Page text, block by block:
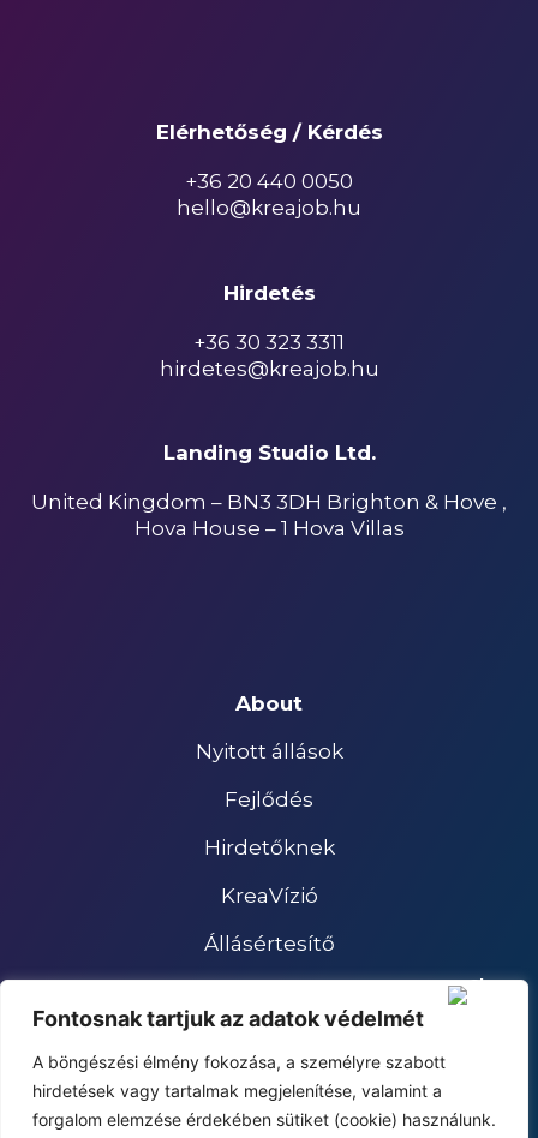
Fontosnak tartjuk az adatok védelmét
A böngészési élmény fokozása, a személyre szabott
hirdetések vagy tartalmak megjelenítése, valamint a
forgalom elemzése érdekében sütiket (cookie) használunk.
Elérhetőség / Kérdés
+36 20 440 0050
hello@kreajob.hu
Hirdetés
+36 30 323 3311
hirdetes@kreajob.hu
Landing Studio Ltd.
United Kingdom – BN3 3DH Brighton & Hove ,
Hova House – 1 Hova Villas
About
Nyitott állások
Fejlődés
Hirdetőknek
KreaVízió
Állásértesítő